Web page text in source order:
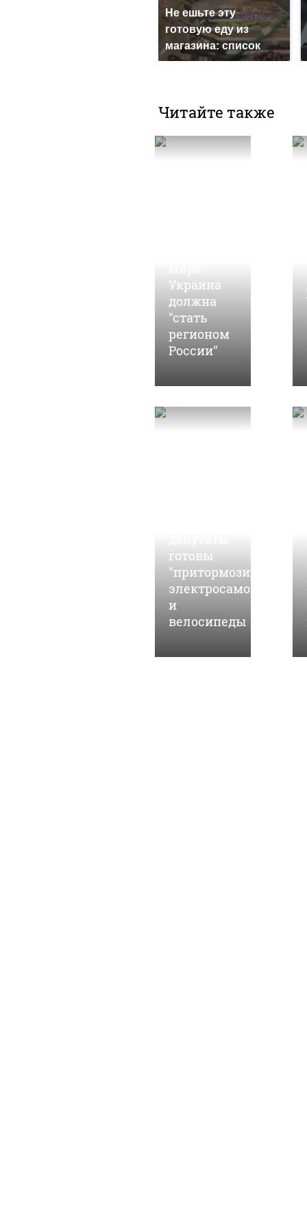
Не ешьте эту
готовую еду из
магазина: список
Читайте также
Украина
должна
"стать
регионом
России"
готовы
"притормозить"
электросамокаты
и
велосипеды